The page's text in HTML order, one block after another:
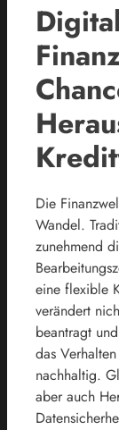
Die
Wandel.
zunehmend
eine flexible
verändert
beantragt
das
nachhaltig.
aber auch